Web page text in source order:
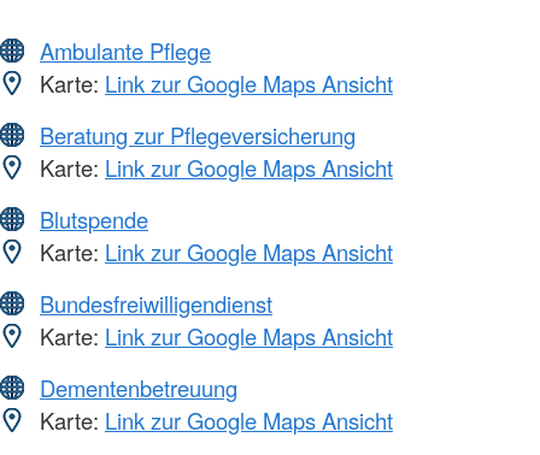
Ambulante Pflege
Karte: Link zur Google Maps Ansicht
Beratung zur Pflegeversicherung
Karte: Link zur Google Maps Ansicht
Blutspende
Karte: Link zur Google Maps Ansicht
Bundesfreiwilligendienst
Karte: Link zur Google Maps Ansicht
Dementenbetreuung
Karte: Link zur Google Maps Ansicht